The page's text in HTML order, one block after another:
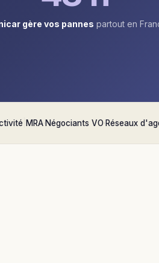
gère vos pannes partout en
| MRA·Négociants VO·Réseaux